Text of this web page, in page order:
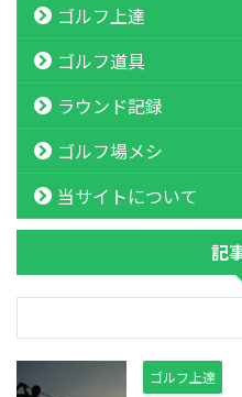
ゴルフ上達
ゴルフ道具
ラウンド記録
ゴルフ場メシ
当サイトについて
記
ゴルフ上達